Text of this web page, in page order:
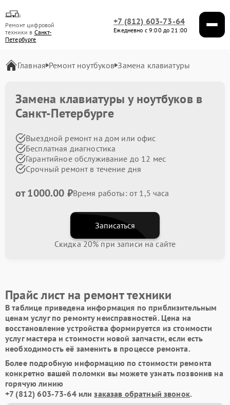
Ремонт цифровой
техники в Санкт-
Петербурге
+7 (812) 603-73-64
Ежедневно с 9:00 до 21:00
Главная Ремонт ноутбуков Замена клавиатуры
Замена клавиатуры у ноутбуков в
Санкт-Петербурге
Выездной ремонт на дом или офис
Бесплатная диагностика
Гарантийное обслуживание до 12 мес
Срочный ремонт в течение дня
от 1000.00 ₽Время работы: от 1,5 часа
Записаться
Скидка 20% при записи на сайте
Прайс лист на ремонт техники
В таблице приведена информация по приблизительным
ценам услуг по ремонту неисправностей. Цена на
восстановление устройства формируется из стоимости
услуг мастера и стоимости новой запчасти, если есть
необходимость её заменить в процессе ремонта.
Более подробную информацию по стоимости ремонта
конкретно вашей поломки вы можете узнать позвонив на
горячую линию
+7 (812) 603-73-64илизаказав обратный звонок.